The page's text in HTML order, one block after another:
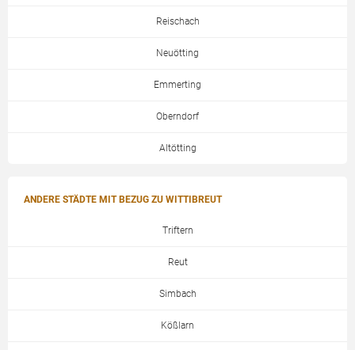
Reischach
Neuötting
Emmerting
Oberndorf
Altötting
ANDERE STÄDTE MIT BEZUG ZU WITTIBREUT
Triftern
Reut
Simbach
Kößlarn